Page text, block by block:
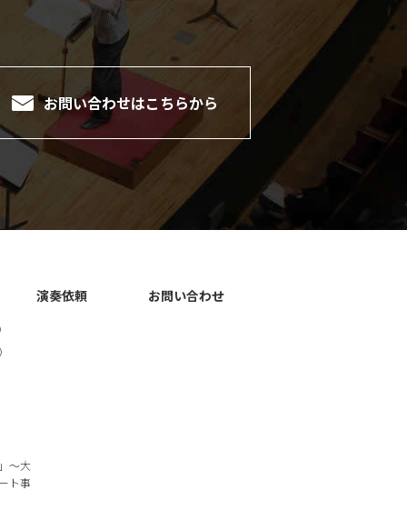
お問い合わせはこちらから
～大
ト事
演奏依頼 お問い合わせ